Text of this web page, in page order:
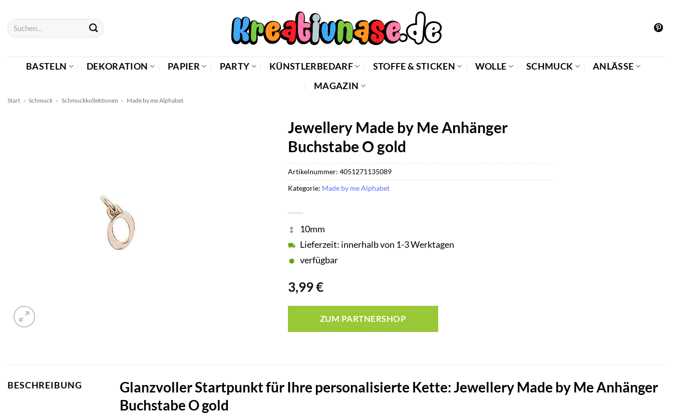
Inhalt
springen
Suchen
nach:
BASTELN DEKORATION PAPIER PARTY KÜNSTLERBEDARF STOFFE & STICKEN WOLLE SCHMUCK
ANLÄSSE
MAGAZIN
Start » Schmuck » Schmuckkollektionen » Made by me Alphabet
Jewellery Made by Me Anhänger
Buchstabe O gold
3,99€
10mm
Lieferzeit: innerhalb von 1-3 Werktagen
verfügbar
ZUM PARTNERSHOP
Artikelnummer: 4051271135089
Kategorie: Made by me Alphabet
BESCHREIBUNG
Glanzvoller Startpunkt für Ihre personalisierte Kette: Jewellery Made by Me Anhänger
Buchstabe O gold